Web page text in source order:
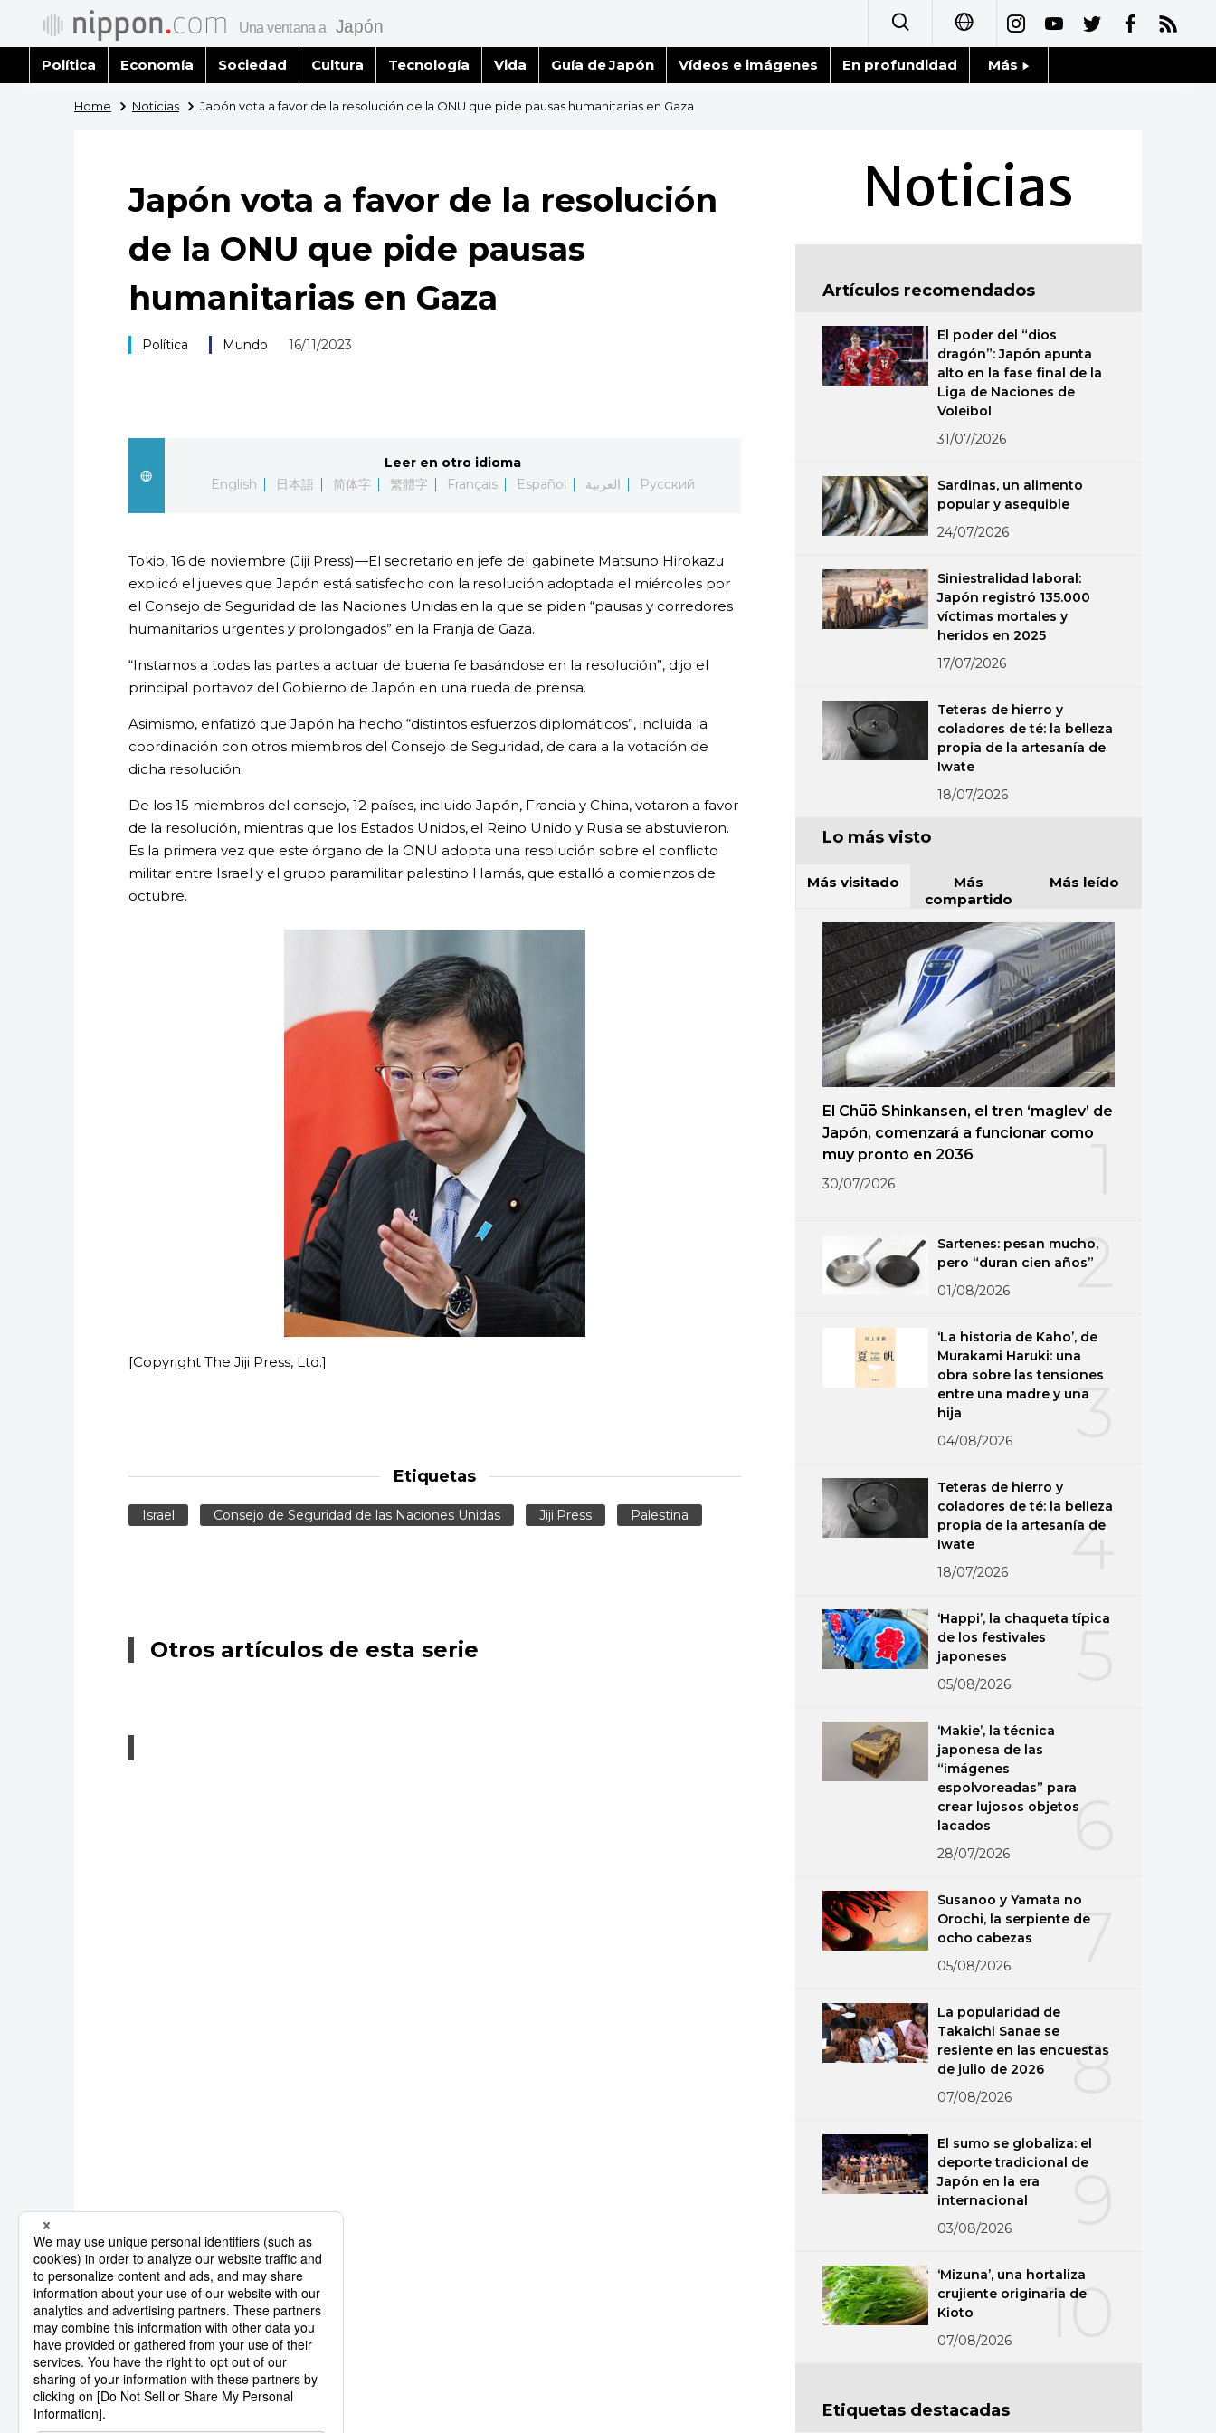
日本語
简体字
繁體字
العربية
Русский
Política Economía Sociedad Cultura Tecnología Vida Guía de Japón Vídeos e imágenes En profundidad Más
Fragmentos de Japón
Gente
Blog
Tokio
Avisos
Home Noticias Japón vota a favor de la resolución de la ONU que pide pausas humanitarias en Gaza
Japón vota a favor de la resolución
de la ONU que pide pausas
humanitarias en Gaza
Política Mundo 16/11/2023
Leer en otro idioma
English
日本語 简体字 繁體字 Français Español العربية Русский
Tokio, 16 de noviembre (Jiji Press)—El secretario en jefe del gabinete Matsuno Hirokazu
explicó el jueves que Japón está satisfecho con la resolución adoptada el miércoles por
el Consejo de Seguridad de las Naciones Unidas en la que se piden “pausas y corredores
humanitarios urgentes y prolongados” en la Franja de Gaza.
“Instamos a todas las partes a actuar de buena fe basándose en la resolución”, dijo el
principal portavoz del Gobierno de Japón en una rueda de prensa.
Asimismo, enfatizó que Japón ha hecho “distintos esfuerzos diplomáticos”, incluida la
coordinación con otros miembros del Consejo de Seguridad, de cara a la votación de
dicha resolución.
De los 15 miembros del consejo, 12 países, incluido Japón, Francia y China, votaron a favor
de la resolución, mientras que los Estados Unidos, el Reino Unido y Rusia se abstuvieron.
Es la primera vez que este órgano de la ONU adopta una resolución sobre el conflicto
militar entre Israel y el grupo paramilitar palestino Hamás, que estalló a comienzos de
octubre.
[Copyright The Jiji Press, Ltd.]
Etiquetas
Israel Consejo de Seguridad de las Naciones Unidas Jiji Press Palestina
Otros artículos de esta serie
Noticias
Artículos recomendados
El poder del “dios
dragón”: Japón apunta
alto en la fase final de la
Liga de Naciones de
Voleibol
31/07/2026
Sardinas, un alimento
popular y asequible
24/07/2026
Siniestralidad laboral:
Japón registró 135.000
víctimas mortales y
heridos en 2025
17/07/2026
Teteras de hierro y
coladores de té: la belleza
propia de la artesanía de
Iwate
18/07/2026
Lo más visto
Más visitado
Más
compartido
Más leído
El Chūō Shinkansen, el tren ‘maglev’ de
Japón, comenzará a funcionar como
muy pronto en 2036
30/07/2026
2
Sartenes: pesan mucho,
pero “duran cien años”
01/08/2026
3
‘La historia de Kaho’, de
Murakami Haruki: una
obra sobre las tensiones
entre una madre y una
hija
04/08/2026
4
Teteras de hierro y
coladores de té: la belleza
propia de la artesanía de
Iwate
18/07/2026
5
‘Happi’, la chaqueta típica
de los festivales
japoneses
05/08/2026
6
‘Makie’, la técnica
japonesa de las
“imágenes
espolvoreadas” para
crear lujosos objetos
lacados
28/07/2026
7
Susanoo y Yamata no
Orochi, la serpiente de
ocho cabezas
05/08/2026
8
La popularidad de
Takaichi Sanae se
resiente en las encuestas
de julio de 2026
07/08/2026
El sumo se globaliza: el
deporte tradicional de
Japón en la era
internacional
03/08/2026
10
‘Mizuna’, una hortaliza
crujiente originaria de
Kioto
07/08/2026
Etiquetas destacadas